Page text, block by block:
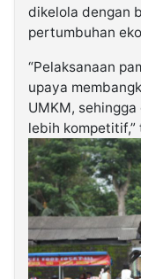
dikelola dengan
pertumbuhan
“Pelaksanaan
upaya
UMKM,
lebih kompetitif,”